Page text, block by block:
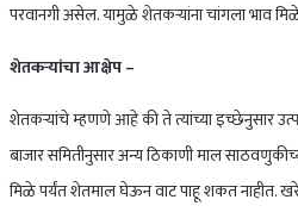
परवानगी असेल. यामुळे शेतकर्‍यांना चांगला भाव
शेतकऱ्यांचा आक्षेप –
शेतकऱ्यांचे म्हणणे आहे की ते त्यांच्या इच्छेनुसार
बाजार समितीनुसार अन्य ठिकाणी माल
मिळे पर्यंत शेतमाल घेऊन वाट पाहू शकत नाहीत.